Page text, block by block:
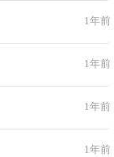
1年前
1年前
1年前
1年前